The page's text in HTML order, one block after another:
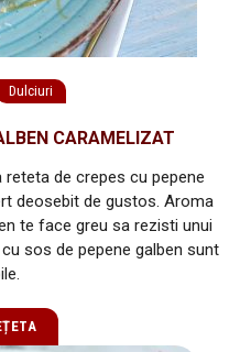
Dulciuri
CARAMELIZAT
de crepes cu pepene
deosebit de gustos. Aroma
te face greu sa rezisti unui
sos de pepene galben sunt